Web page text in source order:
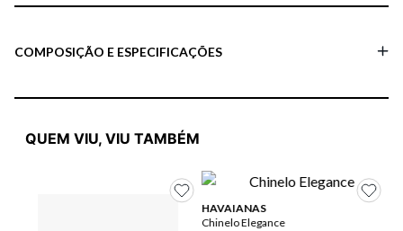
COMPOSIÇÃO E ESPECIFICAÇÕES
QUEM VIU, VIU TAMBÉM
HAVAIANAS
Chinelo Elegance